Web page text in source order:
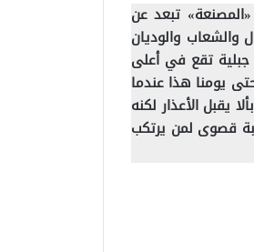
تبعد عن
والشعاب والوديان
جبلية تقع في أعلى
يومنا هذا عندما
يقبل الأعذار لكنه
قصوى لمن يرتكب